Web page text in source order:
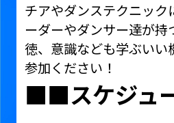
チアやダンステクニック
ーダーやダンサー達が持
徳、意識なども学ぶいい
参加ください！
■■スケジュ